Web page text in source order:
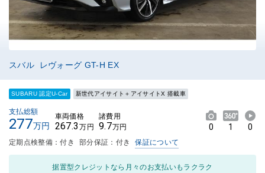
スバル レヴォーグ GT-H EX
SUBARU 認定U-Car 新世代アイサイト＋アイサイトX 搭載車
支払総額
277万円
車両価格
267.3 万円
諸費用
9.7万円 0 1 0
定期点検整備：付き 部分保証：付き 保証について
据置型クレジットなら月々のお支払いもラクラク